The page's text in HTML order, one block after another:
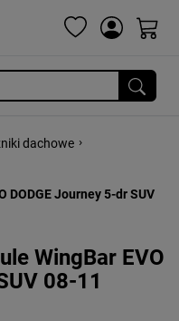
dachowe ›
DODGE Journey 5-dr SUV
WingBar EVO
08-11